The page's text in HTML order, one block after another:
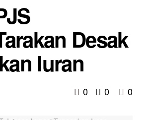
Desak
Iuran
0 0 0